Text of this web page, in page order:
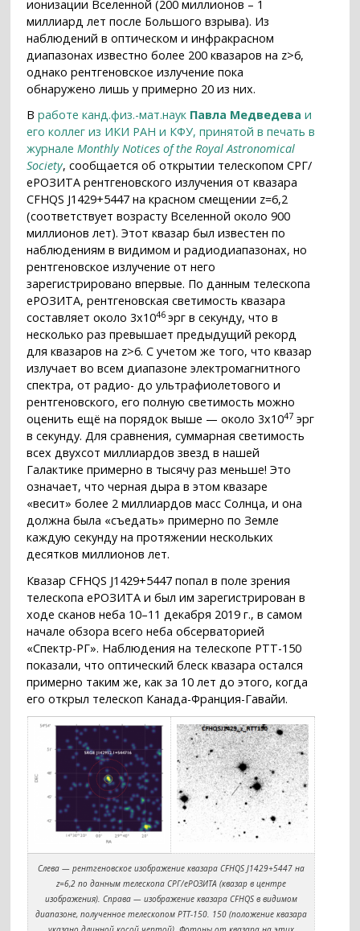
ионизации Вселенной (200 миллионов – 1
миллиард лет после Большого взрыва). Из
наблюдений в оптическом и инфракрасном
диапазонах известно более 200 квазаров на z>6,
однако рентгеновское излучение пока
обнаружено лишь у примерно 20 из них.
Вработе канд.физ.-мат.наук Павла Медведева и
его коллег из ИКИ РАН и КФУ, принятой в печать в
журналеMonthly Notices of the Royal Astronomical
Society, сообщается об открытии телескопом СРГ/
еРОЗИТА рентгеновского излучения от квазара
CFHQS J1429+5447 на красном смещении z=6,2
(соответствует возрасту Вселенной около 900
миллионов лет). Этот квазар был известен по
наблюдениям в видимом и радиодиапазонах, но
рентгеновское излучение от него
зарегистрировано впервые. По данным телескопа
еРОЗИТА, рентгеновская светимость квазара
составляет около 3x1046эрг в секунду, что в
несколько раз превышает предыдущий рекорд
для квазаров на z>6. С учетом же того, что квазар
излучает во всем диапазоне электромагнитного
спектра, от радио- до ультрафиолетового и
рентгеновского, его полную светимость можно
оценить ещё на порядок выше — около 3x1047 эрг
в секунду. Для сравнения, суммарная светимость
всех двухсот миллиардов звезд в нашей
Галактике примерно в тысячу раз меньше! Это
означает, что черная дыра в этом квазаре
«весит» более 2 миллиардов масс Солнца, и она
должна была «съедать» примерно по Земле
каждую секунду на протяжении нескольких
десятков миллионов лет.
Квазар CFHQS J1429+5447 попал в поле зрения
телескопа еРОЗИТА и был им зарегистрирован в
ходе сканов неба 10–11 декабря 2019 г., в самом
начале обзора всего неба обсерваторией
«Спектр-РГ». Наблюдения на телескопе РТТ-150
показали, что оптический блеск квазара остался
примерно таким же, как за 10 лет до этого, когда
его открыл телескоп Канада-Франция-Гавайи.
Слева — рентгеновское изображение квазара CFHQS J1429+5447 на
z=6,2 по данным телескопа СРГ/еРОЗИТА (квазар в центре
изображения). Справа — изображение квазара CFHQS в видимом
диапазоне, полученное телескопом РТТ-150. 150 (положение квазара